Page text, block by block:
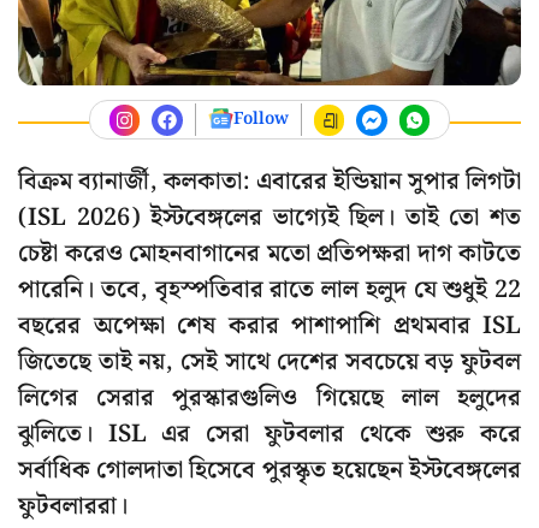
Follow
বিক্রম ব্যানার্জী, কলকাতা: এবারের ইন্ডিয়ান সুপার লিগটা
(ISL 2026) ইস্টবেঙ্গলের ভাগ্যেই ছিল। তাই তো শত
চেষ্টা করেও মোহনবাগানের মতো প্রতিপক্ষরা দাগ কাটতে
পারেনি। তবে, বৃহস্পতিবার রাতে লাল হলুদ যে শুধুই 22
বছরের অপেক্ষা শেষ করার পাশাপাশি প্রথমবার ISL
জিতেছে তাই নয়, সেই সাথে দেশের সবচেয়ে বড় ফুটবল
লিগের সেরার পুরস্কারগুলিও গিয়েছে লাল হলুদের
ঝুলিতে। ISL এর সেরা ফুটবলার থেকে শুরু করে
সর্বাধিক গোলদাতা হিসেবে পুরস্কৃত হয়েছেন ইস্টবেঙ্গলের
ফুটবলাররা।